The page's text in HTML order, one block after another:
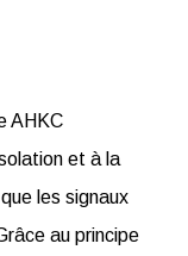
AHKC
et à la
les signaux
au principe